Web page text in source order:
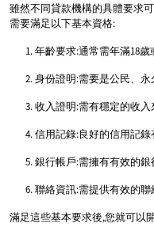
雖然不同貸款機構的具體要求
需要滿足以下基本資格:
年齡要求:通常需年滿18歲
身份證明:需要是公民、永
收入證明:需有穩定的收入
信用記錄:良好的信用記錄
銀行帳戶:需擁有有效的銀
聯絡資訊:需提供有效的聯
滿足這些基本要求後,您就可以